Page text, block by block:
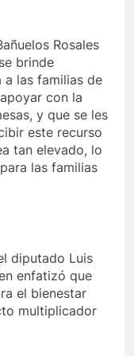
Rosales
brinde
a las familias de
con la
y que se les
este recurso
tan elevado, lo
las familias
diputado Luis
enfatizó que
el bienestar
multiplicador